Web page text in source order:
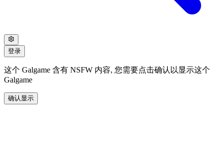
登录
这个 Galgame 含有 NSFW 内容, 您需要点击确认以显示这个
Galgame
确认显示